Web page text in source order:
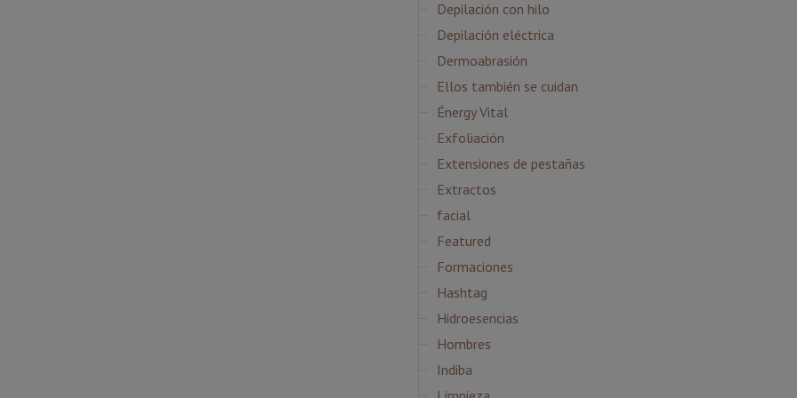
Depilación con hilo
Depilación eléctrica
Dermoabrasión
Ellos también se cuidan
Énergy Vital
Exfoliación
Extensiones de pestañas
Extractos
facial
Featured
Formaciones
Hashtag
Hidroesencias
Hombres
Indiba